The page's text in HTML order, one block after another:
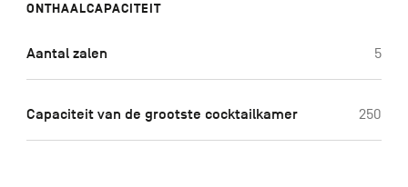
ONTHAALCAPACITEIT
Aantal zalen 5
Capaciteit van de grootste cocktailkamer 250